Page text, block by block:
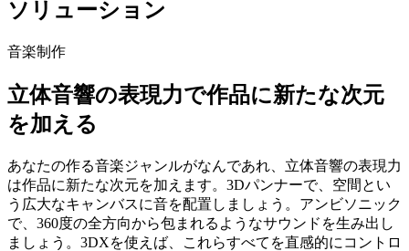
ソリューション
音楽制作
立体音響の表現力で作品に新たな次元
を加える
あなたの作る音楽ジャンルがなんであれ、立体音響の表現力
は作品に新たな次元を加えます。 3Dパンナーで、空間とい
う広大なキャンバスに音を配置しましょう。 アンビソニック
で、360度の全方向から包まれるようなサウンドを生み出し
ましょう。 3DXを使えば、これらすべてを直感的にコントロ